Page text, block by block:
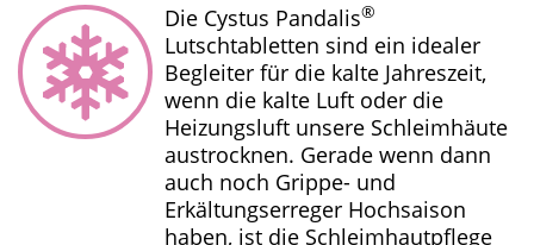
Die Cystus Pandalis®
Lutschtabletten sind ein idealer
Begleiter für die kalte Jahreszeit,
wenn die kalte Luft oder die
Heizungsluft unsere Schleimhäute
austrocknen. Gerade wenn dann
auch noch Grippe- und
Erkältungserreger Hochsaison
haben, ist die Schleimhautpflege